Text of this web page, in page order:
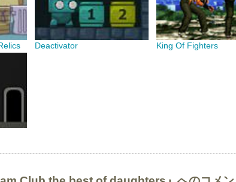
Deactivator King Of Fighters